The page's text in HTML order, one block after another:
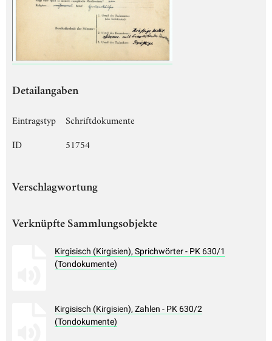
Detailangaben
Eintragstyp
Schriftdokumente
ID
51754
Verschlagwortung
Verknüpfte Sammlungsobjekte
Kirgisisch (Kirgisien), Sprichwörter - PK 630/1
(Tondokumente)
Kirgisisch (Kirgisien), Zahlen - PK 630/2
(Tondokumente)